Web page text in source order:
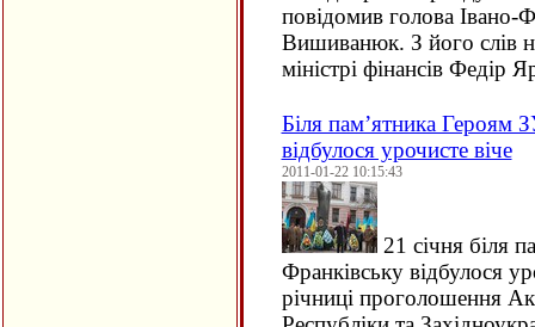
повідомив голова
Вишиванюк. З його слів
міністрі фінансів
Біля пам’ятника Героям
відбулося урочисте віче
2011-01-22 10:15:43
21 січня біля
Франківську відбулося
річниці проголошення